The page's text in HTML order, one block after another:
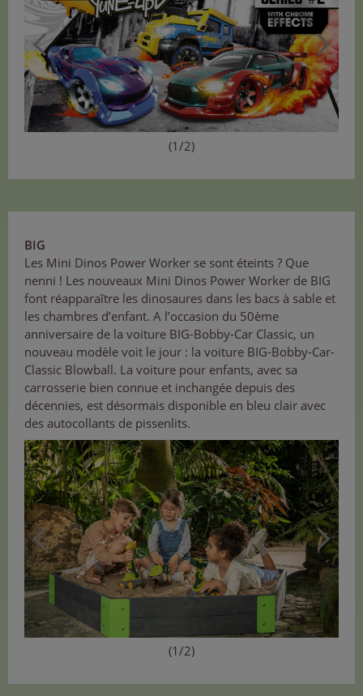
(1/2)
BIG
Les Mini Dinos Power Worker se sont éteints ? Que
nenni ! Les nouveaux Mini Dinos Power Worker de BIG
font réapparaître les dinosaures dans les bacs à sable et
les chambres d’enfant. A l’occasion du 50ème
anniversaire de la voiture BIG-Bobby-Car Classic, un
nouveau modèle voit le jour : la voiture BIG-Bobby-Car-
Classic Blowball. La voiture pour enfants, avec sa
carrosserie bien connue et inchangée depuis des
décennies, est désormais disponible en bleu clair avec
des autocollants de pissenlits.
(1/2)